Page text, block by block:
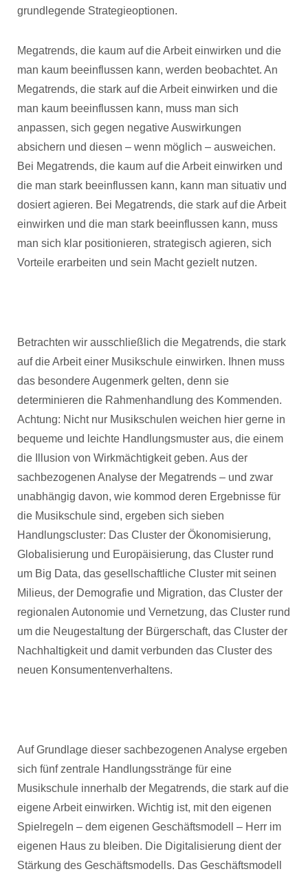
grundlegende Strategieoptionen.
Megatrends, die kaum auf die Arbeit einwirken und die
man kaum beeinflussen kann, werden beobachtet. An
Megatrends, die stark auf die Arbeit einwirken und die
man kaum beeinflussen kann, muss man sich
anpassen, sich gegen negative Auswirkungen
absichern und diesen – wenn möglich – ausweichen.
Bei Megatrends, die kaum auf die Arbeit einwirken und
die man stark beeinflussen kann, kann man situativ und
dosiert agieren. Bei Megatrends, die stark auf die Arbeit
einwirken und die man stark beeinflussen kann, muss
man sich klar positionieren, strategisch agieren, sich
Vorteile erarbeiten und sein Macht gezielt nutzen.
Betrachten wir ausschließlich die Megatrends, die stark
auf die Arbeit einer Musikschule einwirken. Ihnen muss
das besondere Augenmerk gelten, denn sie
determinieren die Rahmenhandlung des Kommenden.
Achtung: Nicht nur Musikschulen weichen hier gerne in
bequeme und leichte Handlungsmuster aus, die einem
die Illusion von Wirkmächtigkeit geben. Aus der
sachbezogenen Analyse der Megatrends – und zwar
unabhängig davon, wie kommod deren Ergebnisse für
die Musikschule sind, ergeben sich sieben
Handlungscluster: Das Cluster der Ökonomisierung,
Globalisierung und Europäisierung, das Cluster rund
um Big Data, das gesellschaftliche Cluster mit seinen
Milieus, der Demografie und Migration, das Cluster der
regionalen Autonomie und Vernetzung, das Cluster rund
um die Neugestaltung der Bürgerschaft, das Cluster der
Nachhaltigkeit und damit verbunden das Cluster des
neuen Konsumentenverhaltens.
Auf Grundlage dieser sachbezogenen Analyse ergeben
sich fünf zentrale Handlungsstränge für eine
Musikschule innerhalb der Megatrends, die stark auf die
eigene Arbeit einwirken. Wichtig ist, mit den eigenen
Spielregeln – dem eigenen Geschäftsmodell – Herr im
eigenen Haus zu bleiben. Die Digitalisierung dient der
Stärkung des Geschäftsmodells. Das Geschäftsmodell